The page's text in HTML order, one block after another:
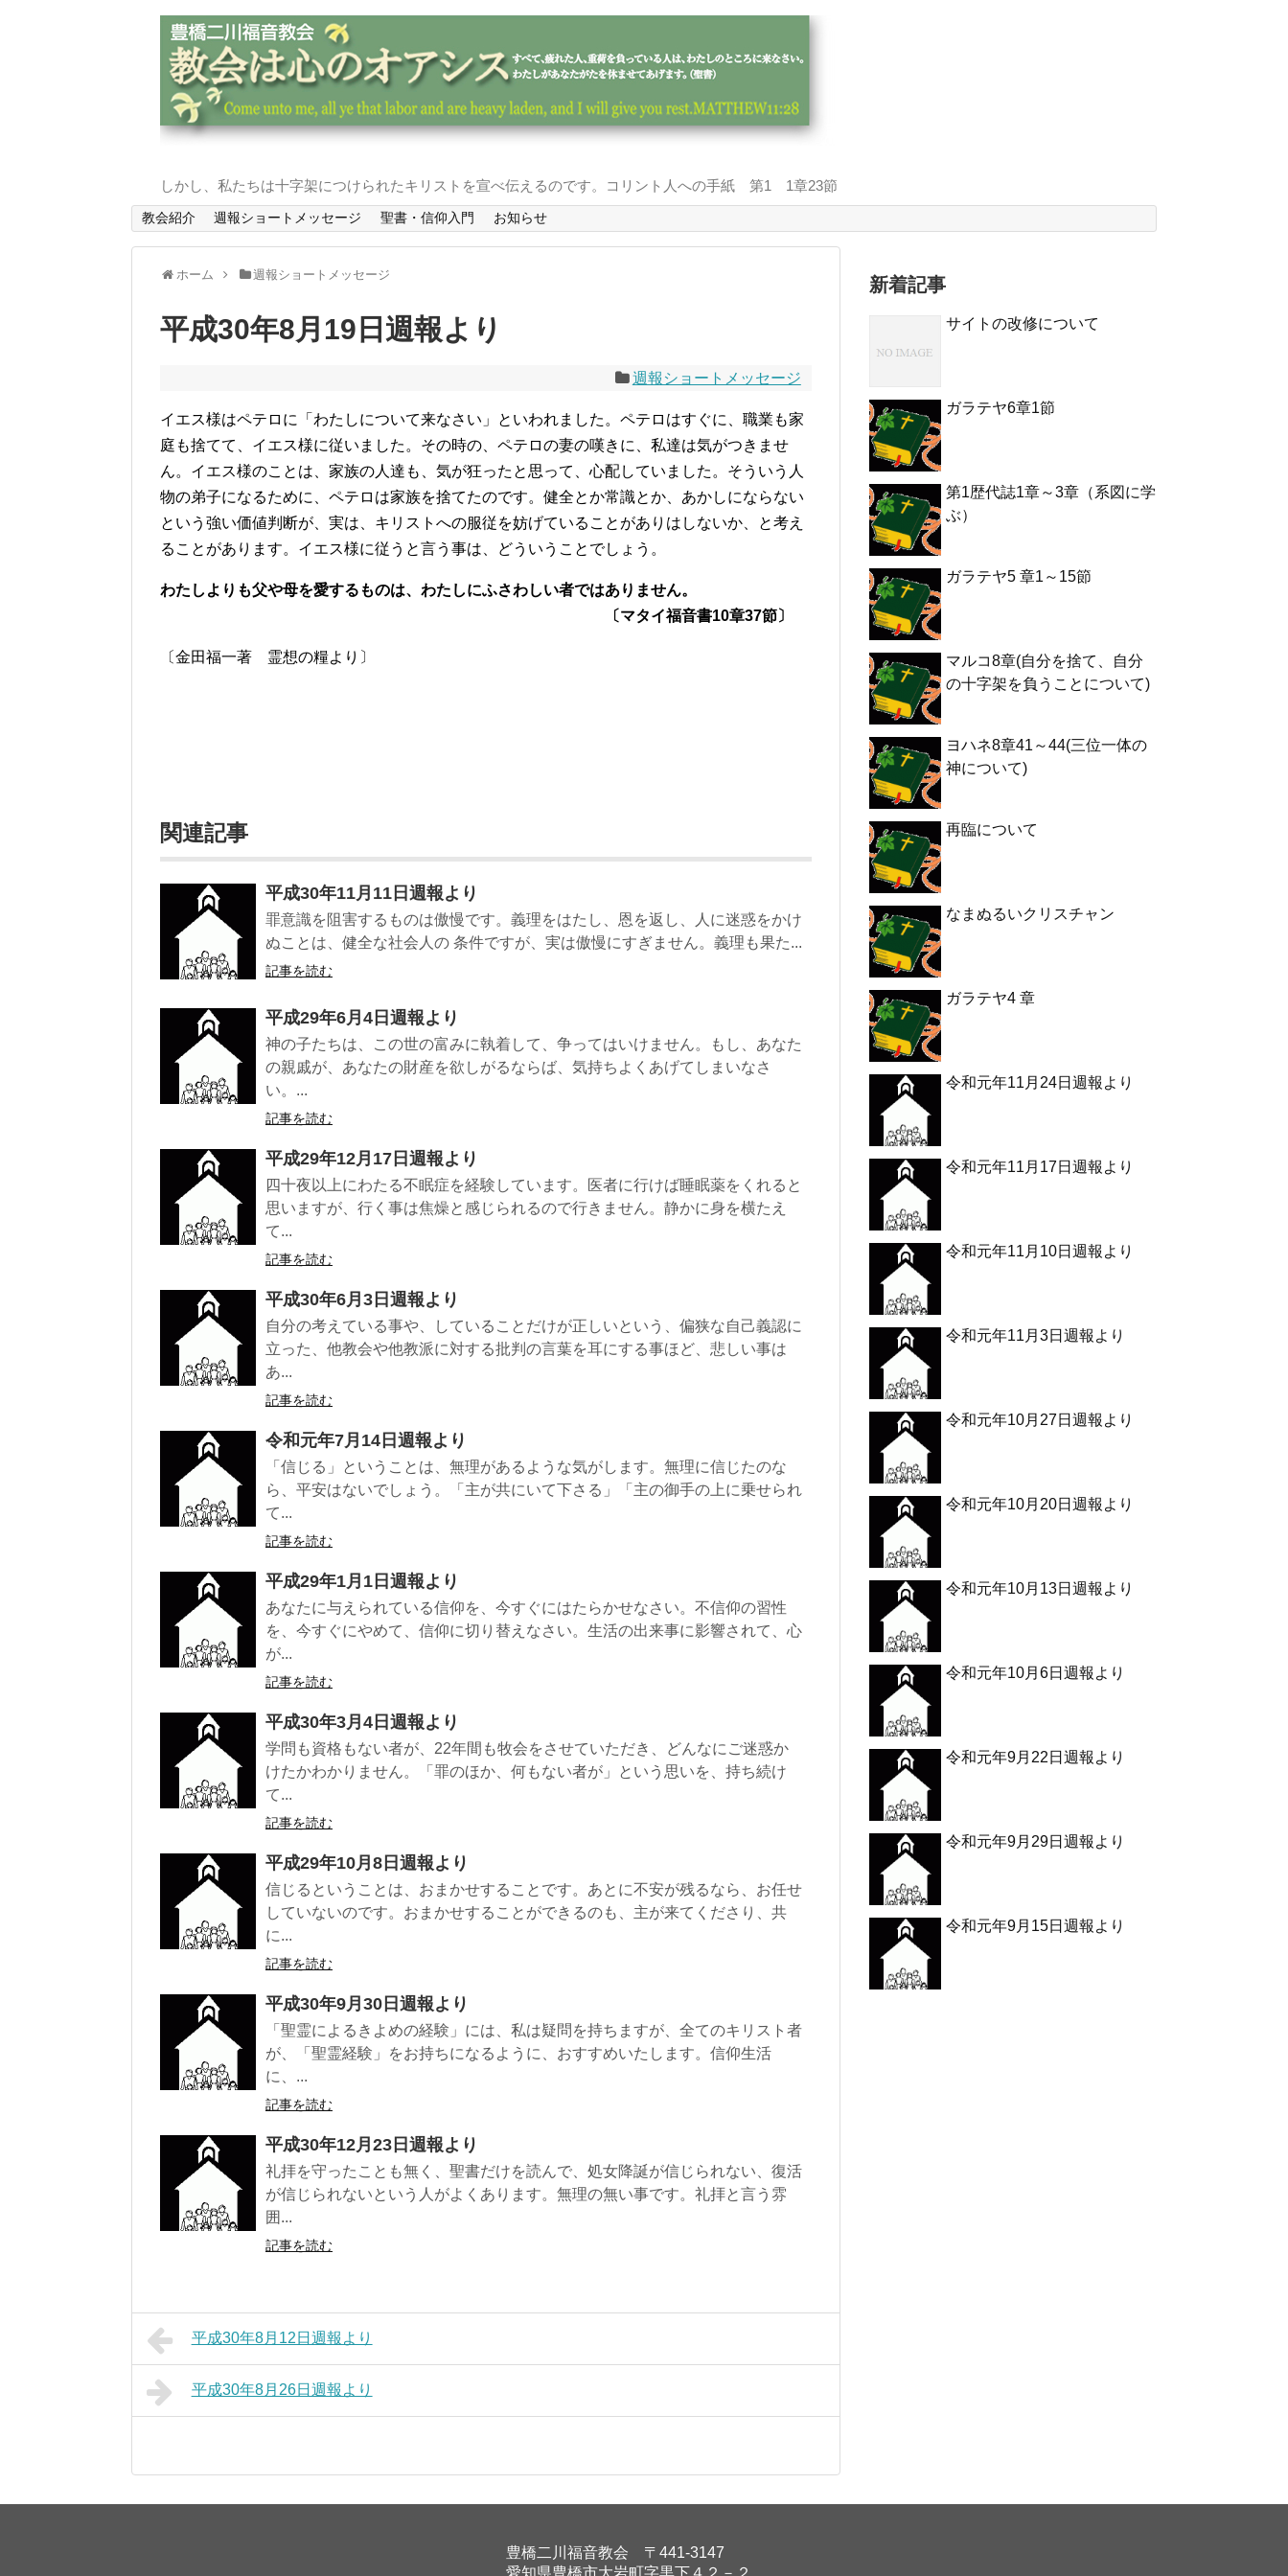
しかし、私たちは十字架につけられたキリストを宣べ伝えるのです。コリント人への手紙 第1 1章23節
教会紹介 週報ショートメッセージ 聖書・信仰入門 お知らせ
ホーム 週報ショートメッセージ
平成30年8月19日週報より
週報ショートメッセージ
イエス様はペテロに「わたしについて来なさい」といわれました。ペテロはすぐに、職業も家
庭も捨てて、イエス様に従いました。その時の、ペテロの妻の嘆きに、私達は気がつきませ
ん。イエス様のことは、家族の人達も、気が狂ったと思って、心配していました。そういう人
物の弟子になるために、ペテロは家族を捨てたのです。健全とか常識とか、あかしにならない
という強い価値判断が、実は、キリストへの服従を妨げていることがありはしないか、と考え
ることがあります。イエス様に従うと言う事は、どういうことでしょう。
わたしよりも父や母を愛するものは、わたしにふさわしい者ではありません。
〔マタイ福音書10章37節〕
〔金田福一著 霊想の糧より〕
関連記事
平成30年11月11日週報より
罪意識を阻害するものは傲慢です。義理をはたし、恩を返し、人に迷惑をかけ
ぬことは、健全な社会人の 条件ですが、実は傲慢にすぎません。義理も果た...
記事を読む
平成29年6月4日週報より
神の子たちは、この世の富みに執着して、争ってはいけません。もし、あなた
の親戚が、あなたの財産を欲しがるならば、気持ちよくあげてしまいなさ
い。...
記事を読む
平成29年12月17日週報より
四十夜以上にわたる不眠症を経験しています。医者に行けば睡眠薬をくれると
思いますが、行く事は焦燥と感じられるので行きません。静かに身を横たえ
て...
記事を読む
平成30年6月3日週報より
自分の考えている事や、していることだけが正しいという、偏狭な自己義認に
立った、他教会や他教派に対する批判の言葉を耳にする事ほど、悲しい事は
あ...
記事を読む
令和元年7月14日週報より
「信じる」ということは、無理があるような気がします。無理に信じたのな
ら、平安はないでしょう。「主が共にいて下さる」「主の御手の上に乗せられ
て...
記事を読む
平成29年1月1日週報より
あなたに与えられている信仰を、今すぐにはたらかせなさい。不信仰の習性
を、今すぐにやめて、信仰に切り替えなさい。生活の出来事に影響されて、心
が...
記事を読む
平成30年3月4日週報より
学問も資格もない者が、22年間も牧会をさせていただき、どんなにご迷惑か
けたかわかりません。「罪のほか、何もない者が」という思いを、持ち続け
て...
記事を読む
平成29年10月8日週報より
信じるということは、おまかせすることです。あとに不安が残るなら、お任せ
していないのです。おまかせすることができるのも、主が来てくださり、共
に...
記事を読む
平成30年9月30日週報より
「聖霊によるきよめの経験」には、私は疑問を持ちますが、全てのキリスト者
が、「聖霊経験」をお持ちになるように、おすすめいたします。信仰生活
に、...
記事を読む
平成30年12月23日週報より
礼拝を守ったことも無く、聖書だけを読んで、処女降誕が信じられない、復活
が信じられないという人がよくあります。無理の無い事です。礼拝と言う雰
囲...
記事を読む
平成30年8月12日週報より
平成30年8月26日週報より
新着記事
サイトの改修について
ガラテヤ6章1節
第1歴代誌1章～3章（系図に学
ぶ）
ガラテヤ5 章1～15節
マルコ8章(自分を捨て、自分
の十字架を負うことについて)
ヨハネ8章41～44(三位一体の
神について)
再臨について
なまぬるいクリスチャン
ガラテヤ4 章
令和元年11月24日週報より
令和元年11月17日週報より
令和元年11月10日週報より
令和元年11月3日週報より
令和元年10月27日週報より
令和元年10月20日週報より
令和元年10月13日週報より
令和元年10月6日週報より
令和元年9月22日週報より
令和元年9月29日週報より
令和元年9月15日週報より
豊橋二川福音教会 〒441-3147